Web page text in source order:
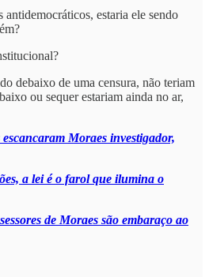
antidemocráticos, estaria ele sendo
debaixo de uma censura, não teriam
ou sequer estariam ainda no ar,
Moraes investigador,
a lei é o farol que ilumina o
de Moraes são embaraço ao